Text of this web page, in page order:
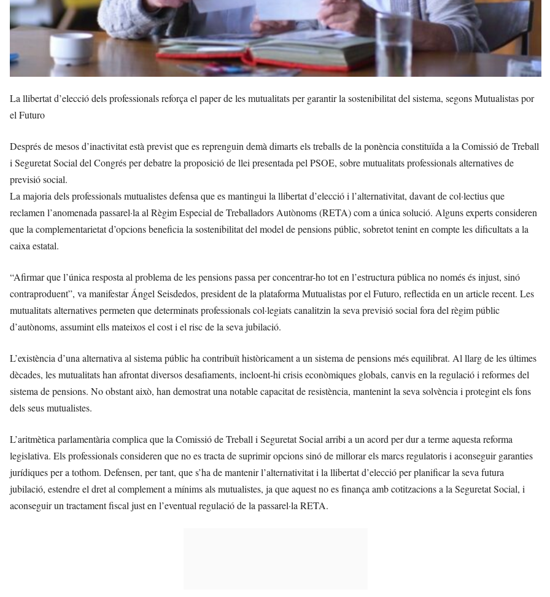
La llibertat d’elecció dels professionals reforça el paper de les mutualitats per garantir la sostenibilitat del sistema, segons Mutualistas por
el Futuro
Després de mesos d’inactivitat està previst que es reprenguin demà dimarts els treballs de la ponència constituïda a la Comissió de Treball
i Seguretat Social del Congrés per debatre la proposició de llei presentada pel PSOE, sobre mutualitats professionals alternatives de
previsió social.
La majoria dels professionals mutualistes defensa que es mantingui la llibertat d’elecció i l’alternativitat, davant de col·lectius que
reclamen l’anomenada passarel·la al Règim Especial de Treballadors Autònoms (RETA) com a única solució. Alguns experts consideren
que la complementarietat d’opcions beneficia la sostenibilitat del model de pensions públic, sobretot tenint en compte les dificultats a la
caixa estatal.
“Afirmar que l’única resposta al problema de les pensions passa per concentrar-ho tot en l’estructura pública no només és injust, sinó
contraproduent”, va manifestar Ángel Seisdedos, president de la plataforma Mutualistas por el Futuro, reflectida en un article recent. Les
mutualitats alternatives permeten que determinats professionals col·legiats canalitzin la seva previsió social fora del règim públic
d’autònoms, assumint ells mateixos el cost i el risc de la seva jubilació.
L’existència d’una alternativa al sistema públic ha contribuït històricament a un sistema de pensions més equilibrat. Al llarg de les últimes
dècades, les mutualitats han afrontat diversos desafiaments, incloent-hi crisis econòmiques globals, canvis en la regulació i reformes del
sistema de pensions. No obstant això, han demostrat una notable capacitat de resistència, mantenint la seva solvència i protegint els fons
dels seus mutualistes.
L’aritmètica parlamentària complica que la Comissió de Treball i Seguretat Social arribi a un acord per dur a terme aquesta reforma
legislativa. Els professionals consideren que no es tracta de suprimir opcions sinó de millorar els marcs regulatoris i aconseguir garanties
jurídiques per a tothom. Defensen, per tant, que s’ha de mantenir l’alternativitat i la llibertat d’elecció per planificar la seva futura
jubilació, estendre el dret al complement a mínims als mutualistes, ja que aquest no es finança amb cotitzacions a la Seguretat Social, i
aconseguir un tractament fiscal just en l’eventual regulació de la passarel·la RETA.